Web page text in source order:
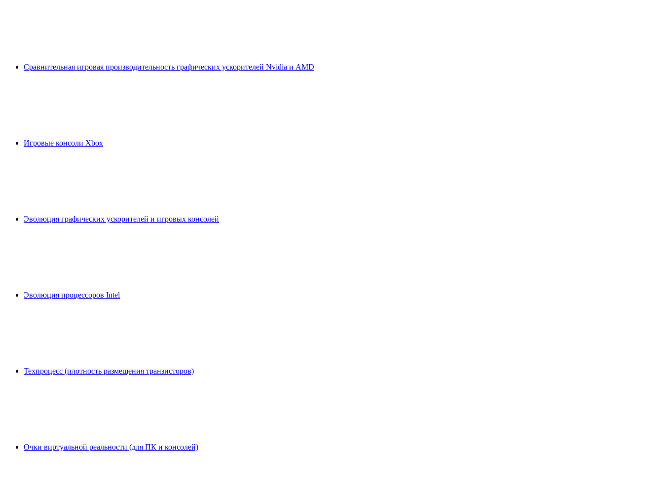
Сравнительная игровая производительность графических ускорителей Nvidia и AMD
Игровые консоли Xbox
Эволюция графических ускорителей и игровых консолей
Эволюция процессоров Intel
Техпроцесс (плотность размещения транзисторов)
Очки виртуальной реальности (для ПК и консолей)